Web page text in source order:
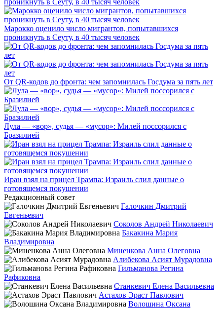
Марокко оценило число мигрантов, попытавшихся
проникнуть в Сеуту, в 40 тысяч человек
От QR-кодов до фронта: чем запомнилась Госдума за пять лет
Лула — «вор», судья — «мусор»: Милей поссорился с
Бразилией
Иран взял на прицел Трампа: Израиль слил данные о
готовящемся покушении
Редакционный совет
Галочкин Дмитрий
Евгеньевич
Соколов Андрей Николаевич
Бакакина Мария
Владимировна
Миненкова Анна Олеговна
Алибекова Асият Мурадовна
Гильманова Регина
Рафиковна
Станкевич Елена Васильевна
Астахов Эраст Павлович
Волошина Оксана